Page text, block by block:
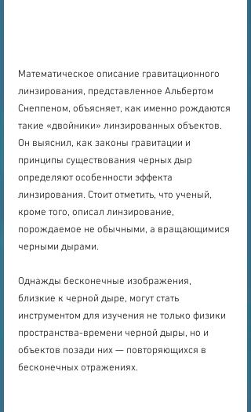
Математическое описание гравитационного
линзирования, представленное Альбертом
Снеппеном, объясняет, как именно рождаются
такие «двойники» линзированных объектов.
Он выяснил, как законы гравитации и
принципы существования черных дыр
определяют особенности эффекта
линзирования. Стоит отметить, что ученый,
кроме того, описал линзирование,
порождаемое не обычными, а вращающимися
черными дырами.
Однажды бесконечные изображения,
близкие к черной дыре, могут стать
инструментом для изучения не только физики
пространства-времени черной дыры, но и
объектов позади них — повторяющихся в
бесконечных отражениях.